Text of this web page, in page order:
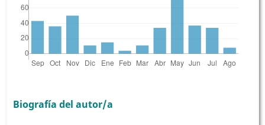
Biografía del autor/a